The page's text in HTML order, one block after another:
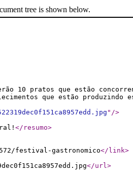
tree is shown below.
10 pratos que estão
que estão
" />
</resumo>
festival-gastronomico</link>
</url>